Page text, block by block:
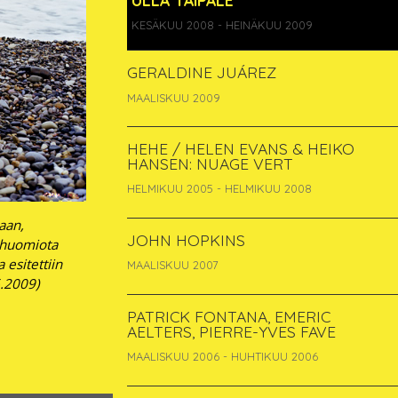
KESÄKUU 2008 - HEINÄKUU 2009
GERALDINE JUÁREZ
MAALISKUU 2009
HEHE / HELEN EVANS & HEIKO
HANSEN: NUAGE VERT
HELMIKUU 2005 - HELMIKUU 2008
JOHN HOPKINS
MAALISKUU 2007
PATRICK FONTANA, EMERIC
AELTERS, PIERRE-YVES FAVE
MAALISKUU 2006 - HUHTIKUU 2006
esitettiin